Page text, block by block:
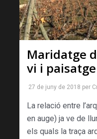
Maridatge
vi i paisatge
27 de juny de 2018 per
La relació entre
en auge) ja ve de
els quals la traça